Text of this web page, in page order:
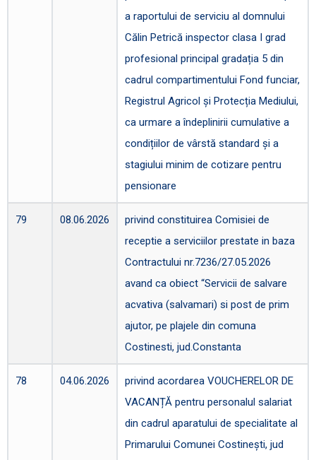
a raportului de serviciu al domnului
Călin Petrică inspector clasa I grad
profesional principal gradația 5 din
cadrul compartimentului Fond funciar,
Registrul Agricol și Protecția Mediului,
ca urmare a îndeplinirii cumulative a
condițiilor de vârstă standard și a
stagiului minim de cotizare pentru
pensionare
79 08.06.2026
privind constituirea Comisiei de
receptie a serviciilor prestate in baza
Contractului nr.7236/27.05.2026
avand ca obiect “Servicii de salvare
acvativa (salvamari) si post de prim
ajutor, pe plajele din comuna
Costinesti, jud.Constanta
78 04.06.2026
privind acordarea VOUCHERELOR DE
VACANȚĂ pentru personalul salariat
din cadrul aparatului de specialitate al
Primarului Comunei Costinești, jud